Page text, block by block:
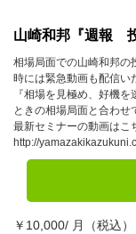
山崎和邦『週報
相場局面での山崎和邦の
時には緊急動画も配信い
『相場を見極め、好機
ときの相場局面と合わせ
最新セミナーの動画はこ
http://
￥10,000/ 月（税込）
4月
7月
10月
2022年
4月